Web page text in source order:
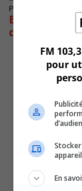
Publié le 31
Bilan
d’octobre
FM
pour
appareil
En